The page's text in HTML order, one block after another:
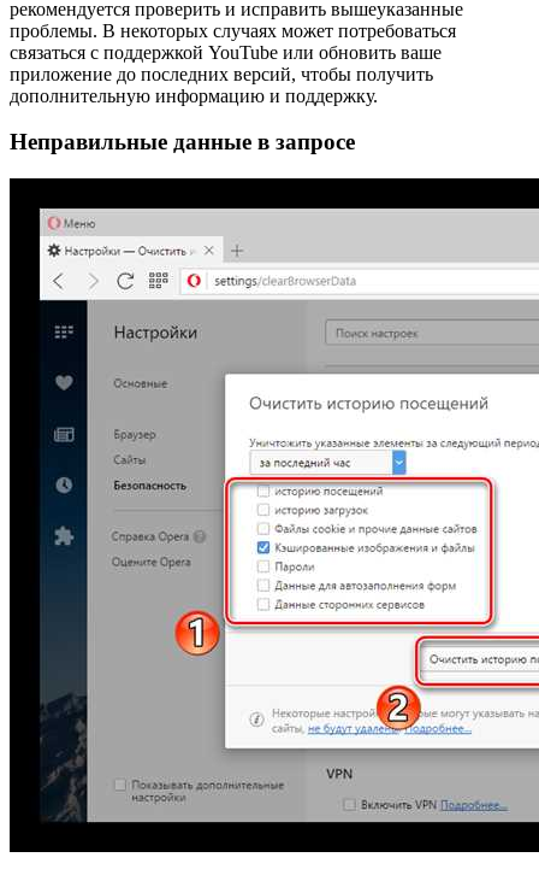
рекомендуется проверить и исправить вышеуказанные
проблемы. В некоторых случаях может потребоваться
связаться с поддержкой YouTube или обновить ваше
приложение до последних версий, чтобы получить
дополнительную информацию и поддержку.
Неправильные данные в запросе